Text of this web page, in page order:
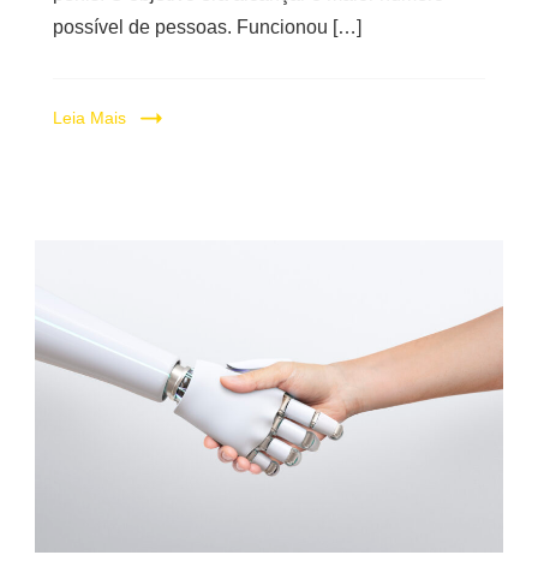
possível de pessoas. Funcionou […]
Leia Mais